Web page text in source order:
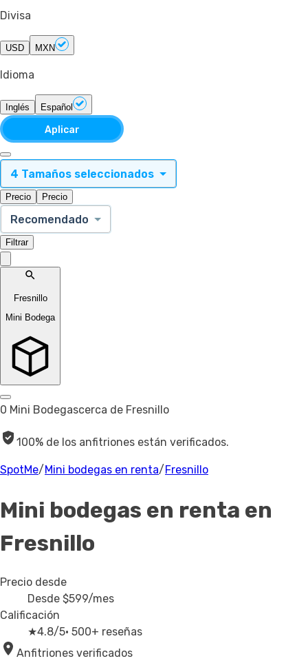
Divisa
USD MXN
Idioma
Inglés Español
Aplicar
4 Tamaños seleccionados
Precio Precio
Recomendado
Filtrar
Fresnillo
Mini Bodega
0 Mini Bodegascerca de Fresnillo
100% de los anfitriones están verificados.
SpotMe/ Mini bodegas en renta/ Fresnillo
Mini bodegas en renta en
Fresnillo
Precio desde
Desde $599/mes
Calificación
★4.8/5· 500+ reseñas
Anfitriones verificados